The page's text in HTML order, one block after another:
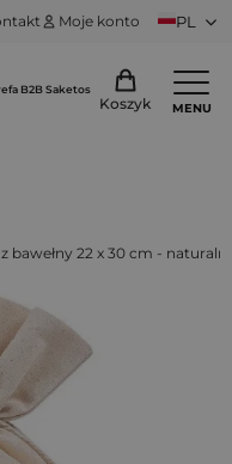
Moje konto PL
B2B Saketos
Koszyk MENU
bawełny 22 x 30 cm -